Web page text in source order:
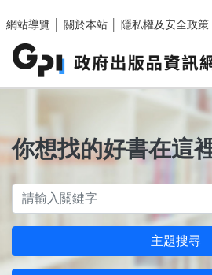
網站導覽
關於本站 隱私權及安全政策
你想找的好書在這
主題搜尋